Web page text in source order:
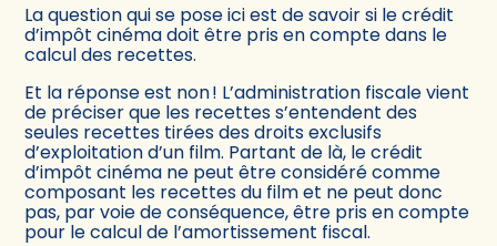
La question qui se pose ici est de savoir si le crédit
d’impôt cinéma doit être pris en compte dans le
calcul des recettes.
Et la réponse est non ! L’administration fiscale vient
de préciser que les recettes s’entendent des
seules recettes tirées des droits exclusifs
d’exploitation d’un film. Partant de là, le crédit
d’impôt cinéma ne peut être considéré comme
composant les recettes du film et ne peut donc
pas, par voie de conséquence, être pris en compte
pour le calcul de l’amortissement fiscal.